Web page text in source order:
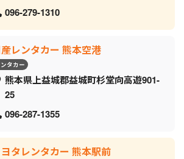
096-279-1310
レンタカー 熊本空港
ンタカー
熊本県上益城郡益城町杉堂向高遊901-
25
096-287-1355
ヨタレンタカー 熊本駅前